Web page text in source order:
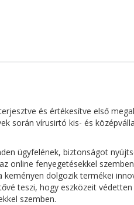
és értékesítve első
során vírusirtó kis- és
ügyfelének, biztonságot
online fenyegetésekkel
keményen dolgozik termékei
teszi, hogy eszközeit
szemben.